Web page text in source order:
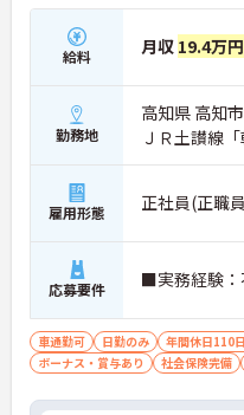
給料 月収 19.4万
勤務地
高知県 高知
ＪＲ土讃線
雇用形態 正社員(正職
応募要件 ■実務経験：
車通勤可 日勤のみ 年間休日110
ボーナス・賞与あり
社会保険完備